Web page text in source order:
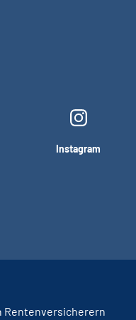
Instagram
Rentenversicherern